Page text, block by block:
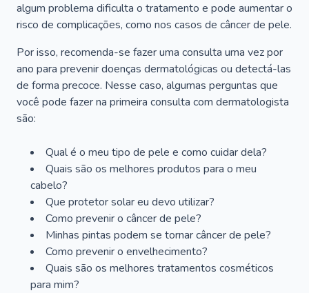
algum problema dificulta o tratamento e pode aumentar o
risco de complicações, como nos casos de câncer de pele.
Por isso, recomenda-se fazer uma consulta uma vez por
ano para prevenir doenças dermatológicas ou detectá-las
de forma precoce. Nesse caso, algumas perguntas que
você pode fazer na primeira consulta com dermatologista
são:
Qual é o meu tipo de pele e como cuidar dela?
Quais são os melhores produtos para o meu
cabelo?
Que protetor solar eu devo utilizar?
Como prevenir o câncer de pele?
Minhas pintas podem se tornar câncer de pele?
Como prevenir o envelhecimento?
Quais são os melhores tratamentos cosméticos
para mim?